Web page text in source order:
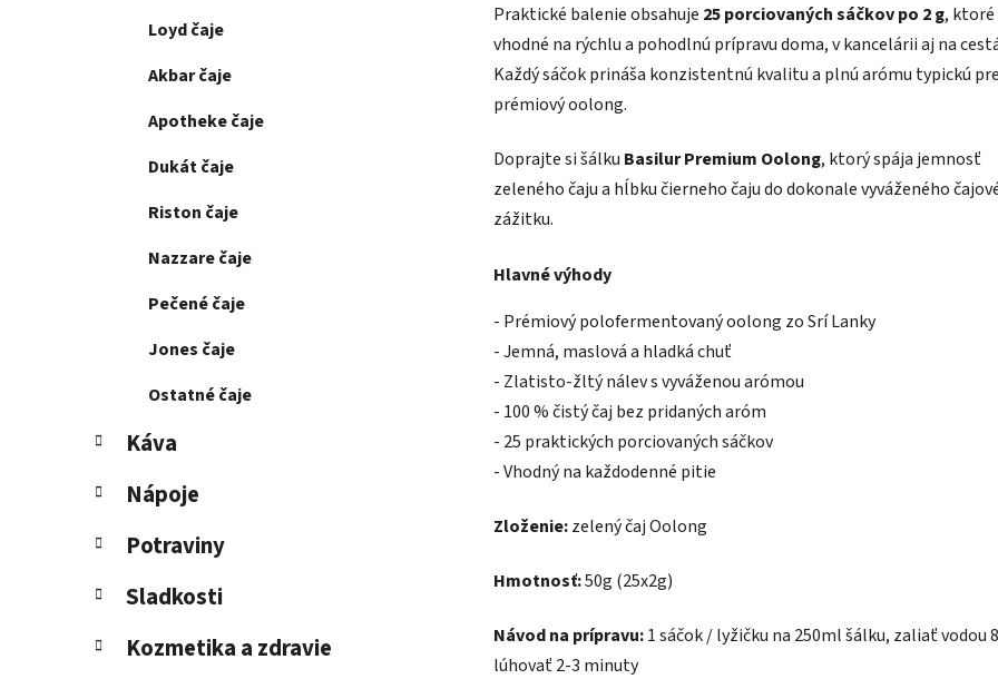
Loyd čaje
Akbar čaje
Apotheke čaje
Dukát čaje
Riston čaje
Nazzare čaje
Pečené čaje
Jones čaje
Ostatné čaje
Káva
Nápoje
Potraviny
Sladkosti
Kozmetika a zdravie
Praktické balenie obsahuje 25 porciovaných sáčkov po 2 g, ktoré
vhodné na rýchlu a pohodlnú prípravu doma, v kancelárii aj na
Každý sáčok prináša konzistentnú kvalitu a plnú arómu typickú pre
prémiový oolong.
Doprajte si šálku Basilur Premium Oolong, ktorý spája jemnosť
zeleného čaju a hĺbku čierneho čaju do dokonale vyváženého
zážitku.
Hlavné výhody
- Prémiový polofermentovaný oolong zo Srí Lanky
- Jemná, maslová a hladká chuť
- Zlatisto-žltý nálev s vyváženou arómou
- 100 % čistý čaj bez pridaných aróm
- 25 praktických porciovaných sáčkov
- Vhodný na každodenné pitie
Zloženie:zelený čaj Oolong
Hmotnosť:50g (25x2g)
Návod na prípravu:1 sáčok / lyžičku na 250ml šálku, zaliať vodou
lúhovať 2-3 minuty